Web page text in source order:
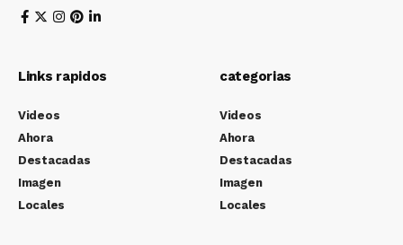
Links rapidos
Videos
Ahora
Destacadas
Imagen
Locales
categorias
Videos
Ahora
Destacadas
Imagen
Locales